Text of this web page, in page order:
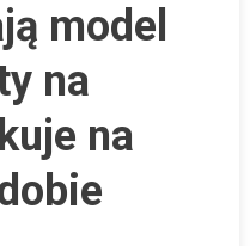
Nie
model
na
na